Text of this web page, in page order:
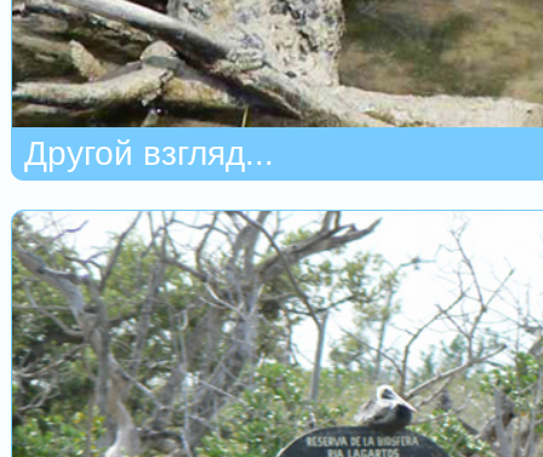
Другой взгляд...